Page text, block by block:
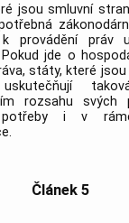
jsou smluvní
provádění práv
jde o
státy, které
uskutečňují
rozsahu
potřeby i v
Článek 5